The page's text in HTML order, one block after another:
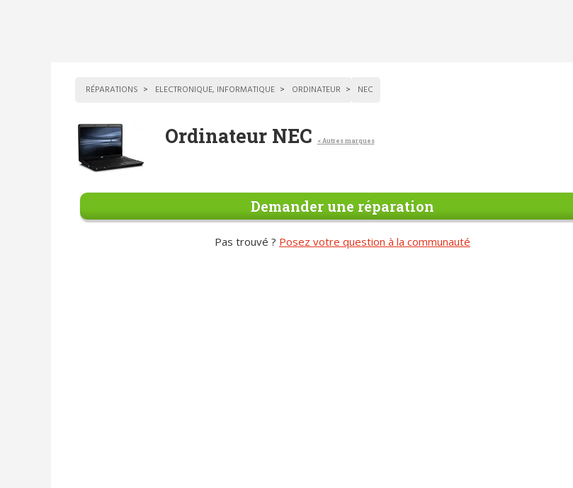
RÉPARATIONS ELECTRONIQUE, INFORMATIQUE ORDINATEUR NEC
Ordinateur NEC < Autres marques
Demander une réparation
Pas trouvé ? Posez votre question à la communauté